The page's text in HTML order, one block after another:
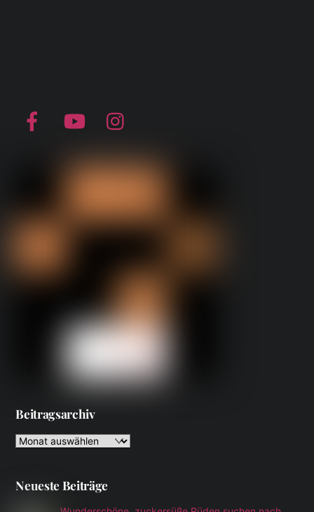
YouTube
Beitragsarchiv
Beitragsarchiv
Neueste Beiträge